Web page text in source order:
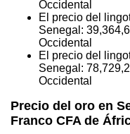
Occidental
El precio del
Senegal:
Occidental
El precio del
Senegal:
Occidental
Precio del oro en
Franco CFA de